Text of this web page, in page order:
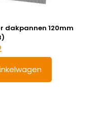
dakpannen 120mm